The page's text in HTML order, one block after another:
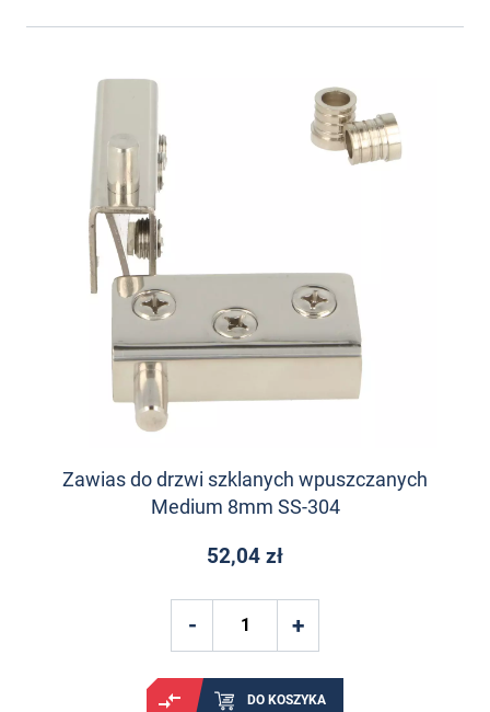
Zawias do drzwi szklanych wpuszczanych
Medium 8mm SS-304
52,04 zł
DO KOSZYKA